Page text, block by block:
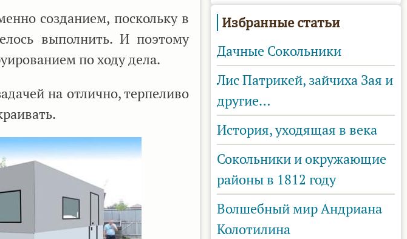
созданием, поскольку в
выполнить. И поэтому
по ходу дела.
на отлично, терпеливо
Избранные статьи
Дачные Сокольники
Лис Патрикей, зайчиха Зая и
другие…
История, уходящая в века
Сокольники и окружающие
районы в 1812 году
Волшебный мир Андриана
Колотилина